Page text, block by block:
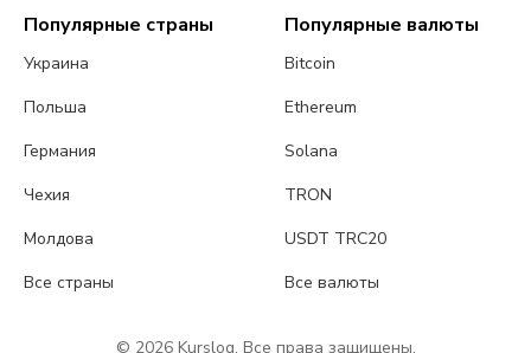
Популярные страны
Украина
Польша
Германия
Чехия
Молдова
Все страны
Популярные валюты
Bitcoin
Ethereum
Solana
TRON
USDT TRC20
Все валюты
© 2026 Kurslog. Все права защищены.